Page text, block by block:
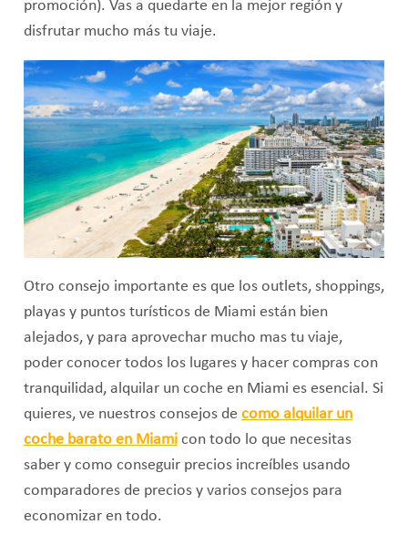
promoción). Vas a quedarte en la mejor región y
disfrutar mucho más tu viaje.
Otro consejo importante es que los outlets, shoppings,
playas y puntos turísticos de Miami están bien
alejados, y para aprovechar mucho mas tu viaje,
poder conocer todos los lugares y hacer compras con
tranquilidad, alquilar un coche en Miami es esencial. Si
quieres, ve nuestros consejos de como alquilar un
coche barato en Miamicon todo lo que necesitas
saber y como conseguir precios increíbles usando
comparadores de precios y varios consejos para
economizar en todo.